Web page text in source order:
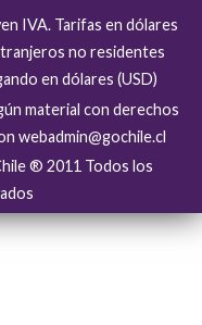
IVA. Tarifas en dólares
no residentes
en dólares (USD)
material con derechos
webadmin@gochile.cl
® 2011 Todos los